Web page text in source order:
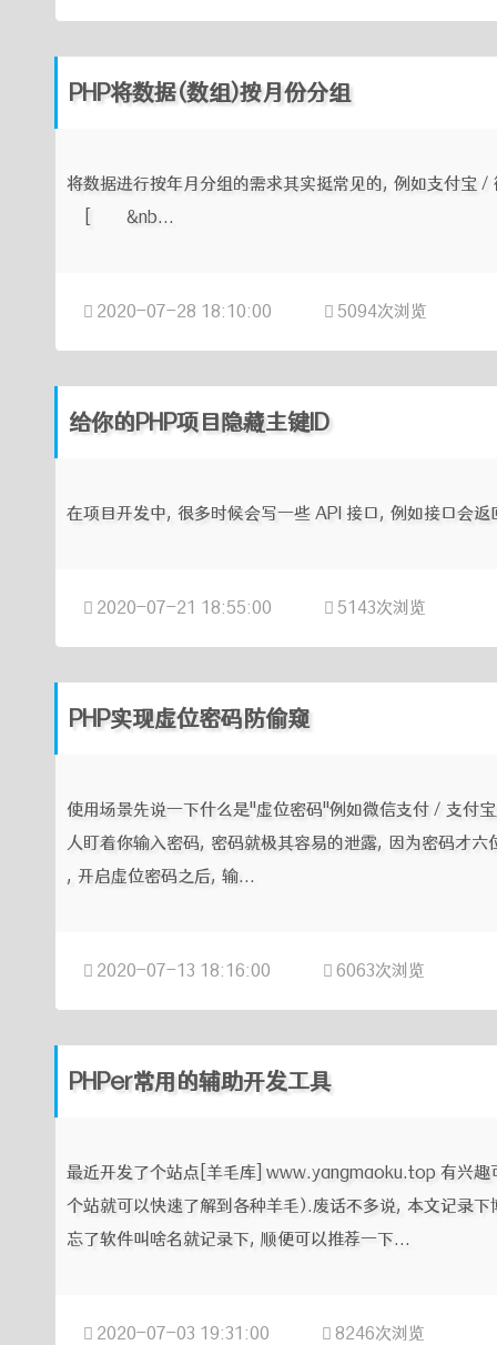
PHP将数据(数组)按月份分组
将数据进行按年月分组的需求其实挺常见的, 例如支付宝
[ &nb...
2020-07-28 18:10:00 5094次浏览
给你的PHP项目隐藏主键ID
在项目开发中, 很多时候会写一些 API 接口, 例如接
2020-07-21 18:55:00 5143次浏览
PHP实现虚位密码防偷窥
使用场景先说一下什么是"虚位密码"例如微信支付 / 支付
人盯着你输入密码, 密码就极其容易的泄露, 因为密码才
, 开启虚位密码之后, 输...
2020-07-13 18:16:00 6063次浏览
PHPer常用的辅助开发工具
最近开发了个站点[羊毛库] www.yangmaoku.top 有兴趣
个站就可以快速了解到各种羊毛).废话不多说, 本文记录
忘了软件叫啥名就记录下, 顺便可以推荐一下...
2020-07-03 19:31:00 8246次浏览